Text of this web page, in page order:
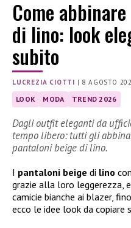
Come
di lino: look
subito
LUCREZIA CIOTTI | 8 AGOSTO
LOOK MODA TREND 2026
Dagli outfit eleganti da
tempo libero: tutti gli
pantaloni beige di lino.
I pantaloni beige di lino
grazie alla loro leggerezza,
camicie bianche ai blazer,
ecco le idee look da copiare